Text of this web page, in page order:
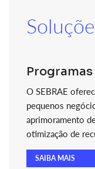
Programas
O SEBRAE
pequenos
aprimoramento
otimização de
SAIBA MAIS